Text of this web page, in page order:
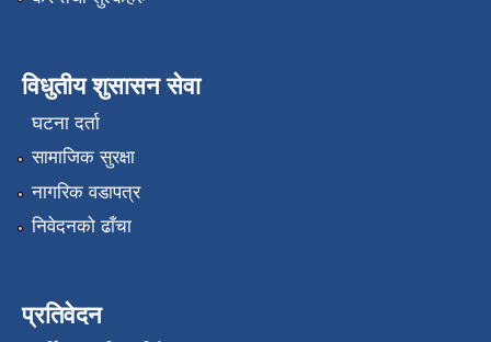
विधुतीय शुसासन सेवा
घटना दर्ता
सामाजिक सुरक्षा
नागरिक वडापत्र
निवेदनको ढाँचा
प्रतिवेदन